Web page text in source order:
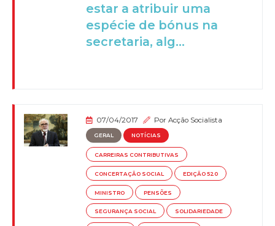
estar a atribuir uma
espécie de bónus na
secretaria, alg...
07/04/2017 PorAcção Socialista
GERAL NOTÍCIAS
CARREIRAS CONTRIBUTIVAS
CONCERTAÇÃO SOCIAL EDIÇÃO 520
MINISTRO PENSÕES
SEGURANÇA SOCIAL SOLIDARIEDADE